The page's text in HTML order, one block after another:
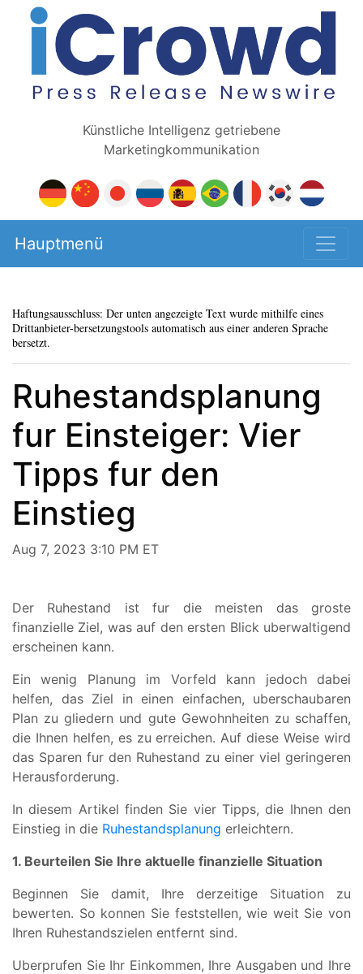
Künstliche Intelligenz getriebene
Marketingkommunikation
Hauptmenü
Haftungsausschluss: Der unten angezeigte Text wurde mithilfe eines
Drittanbieter-bersetzungstools automatisch aus einer anderen Sprache
bersetzt.
Ruhestandsplanung
fur Einsteiger: Vier
Tipps fur den
Einstieg
Aug 7, 2023 3:10 PM ET
Der Ruhestand ist fur die meisten das groste
finanzielle Ziel, was auf den ersten Blick uberwaltigend
erscheinen kann.
Ein wenig Planung im Vorfeld kann jedoch dabei
helfen, das Ziel in einen einfachen, uberschaubaren
Plan zu gliedern und gute Gewohnheiten zu schaffen,
die Ihnen helfen, es zu erreichen. Auf diese Weise wird
das Sparen fur den Ruhestand zu einer viel geringeren
Herausforderung.
In diesem Artikel finden Sie vier Tipps, die Ihnen den
Einstieg in die Ruhestandsplanung erleichtern.
1. Beurteilen Sie Ihre aktuelle finanzielle Situation
Beginnen Sie damit, Ihre derzeitige Situation zu
bewerten. So konnen Sie feststellen, wie weit Sie von
Ihren Ruhestandszielen entfernt sind.
Uberprufen Sie Ihr Einkommen, Ihre Ausgaben und Ihre